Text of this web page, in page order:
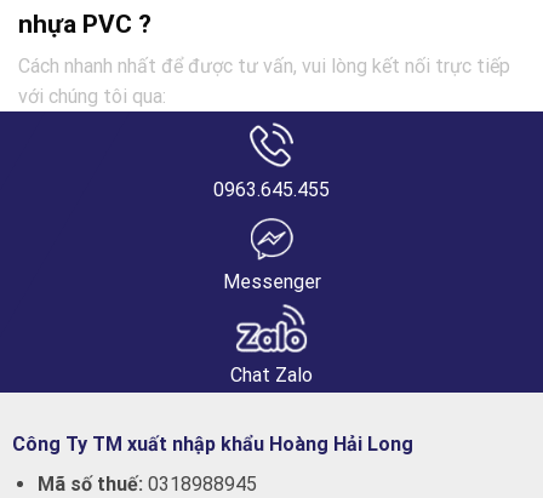
nhựa PVC ?
Cách nhanh nhất để được tư vấn, vui lòng kết nối trực tiếp
với chúng tôi qua:
0963.645.455
Messenger
Chat Zalo
Công Ty TM xuất nhập khẩu Hoàng Hải Long
Mã số thuế: 0318988945